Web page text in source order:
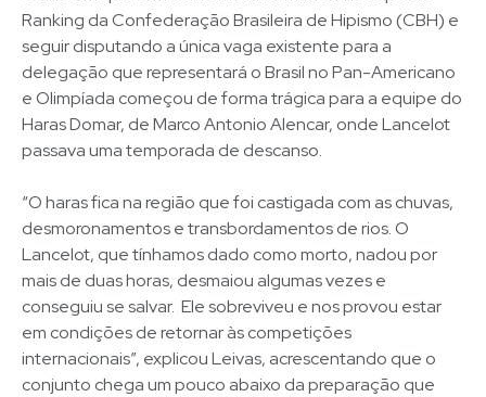
Ranking da Confederação Brasileira de Hipismo (CBH) e
seguir disputando a única vaga existente para a
delegação que representará o Brasil no Pan-Americano
e Olimpíada começou de forma trágica para a equipe do
Haras Domar, de Marco Antonio Alencar, onde Lancelot
passava uma temporada de descanso.
“O haras fica na região que foi castigada com as chuvas,
desmoronamentos e transbordamentos de rios. O
Lancelot, que tínhamos dado como morto, nadou por
mais de duas horas, desmaiou algumas vezes e
conseguiu se salvar. Ele sobreviveu e nos provou estar
em condições de retornar às competições
internacionais”, explicou Leivas, acrescentando que o
conjunto chega um pouco abaixo da preparação que